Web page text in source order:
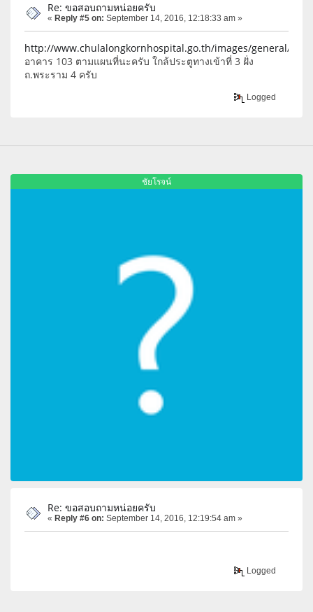
Re: ขอสอบถามหน่อยครับ
« Reply #5 on: September 14, 2016, 12:18:33 am »
http://www.chulalongkornhospital.go.th/images/general/
อาคาร 103 ตามแผนที่นะครับ ใกล้ประตูทางเข้าที่ 3 ฝั่ง
ถ.พระราม 4 ครับ
Logged
ชัยโรจน์
Re: ขอสอบถามหน่อยครับ
« Reply #6 on: September 14, 2016, 12:19:54 am »
Logged